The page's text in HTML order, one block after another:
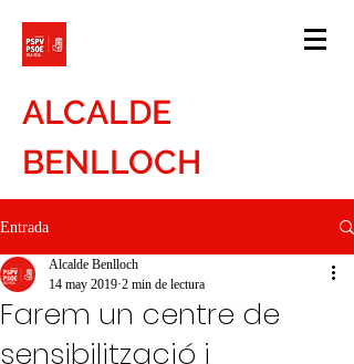
ALCALDE
BENLLOCH
Entrada
Farem un centre de
sensibilització i
Alcalde Benlloch
14 may 2019 2 min de lectura